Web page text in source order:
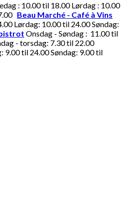
: 10.00 til 18.00 Lørdag : 10.00
Beau Marché - Café à Vins
Lørdag: 10.00 til 24.00 Søndag:
Onsdag - Søndag : 11.00 til
- torsdag: 7.30 til 22.00
9.00 til 24.00 Søndag: 9.00 til